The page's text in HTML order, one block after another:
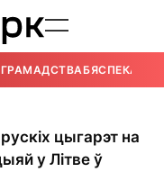
ГРАМАДСТВАБЯСПЕКА
цыгарэт на
у Літве ў